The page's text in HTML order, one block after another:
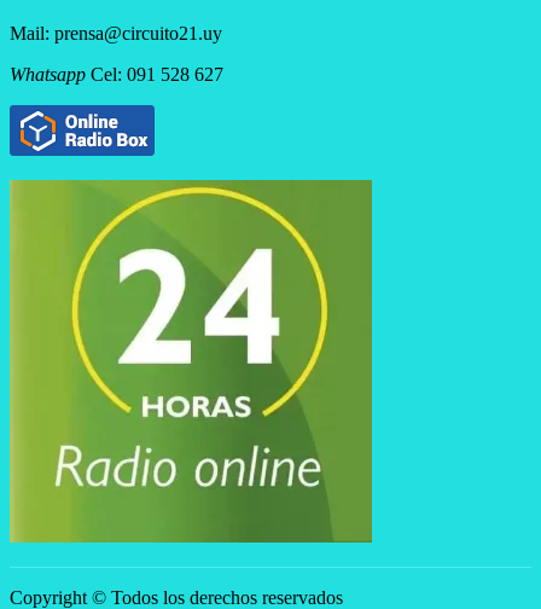
Mail: prensa@circuito21.uy
Whatsapp Cel: 091 528 627
Copyright © Todos los derechos reservados